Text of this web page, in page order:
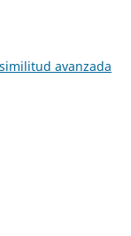
avanzada